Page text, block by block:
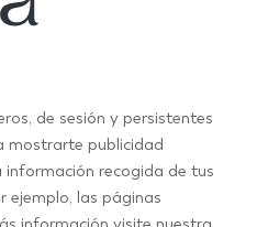
de sesión y persistentes
mostrarte publicidad
recogida de tus
ejemplo, las páginas